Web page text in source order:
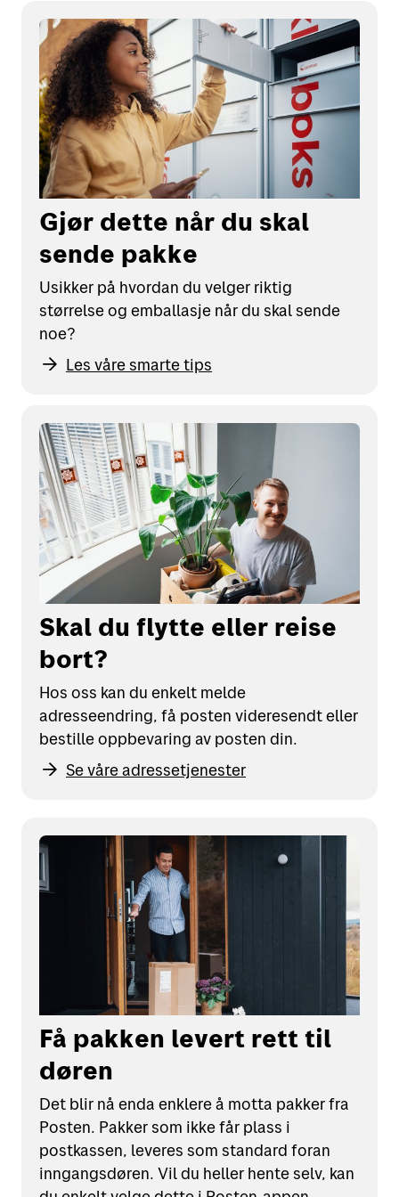
Gjør dette når du skal
sende pakke
Usikker på hvordan du velger riktig
størrelse og emballasje når du skal sende
noe?
Les våre smarte tips
Skal du flytte eller reise
bort?
Hos oss kan du enkelt melde
adresseendring, få posten videresendt eller
bestille oppbevaring av posten din.
Se våre adressetjenester
Få pakken levert rett til
døren
Det blir nå enda enklere å motta pakker fra
Posten. Pakker som ikke får plass i
postkassen, leveres som standard foran
inngangsdøren. Vil du heller hente selv, kan